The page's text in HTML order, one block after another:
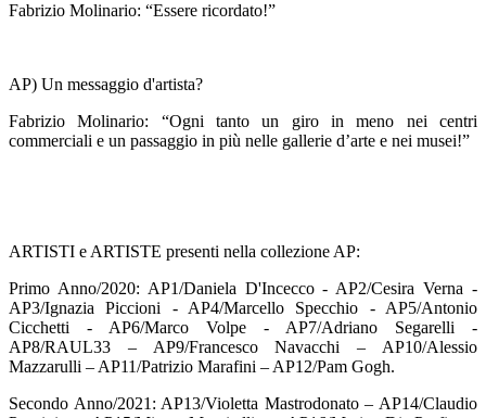
Fabrizio Molinario: “Essere ricordato!”
AP) Un messaggio d'artista?
Fabrizio Molinario: “Ogni tanto un giro in meno nei centri
commerciali e un passaggio in più nelle gallerie d’arte e nei musei!”
ARTISTI e ARTISTE presenti nella collezione AP:
Primo Anno/2020: AP1/Daniela D'Incecco - AP2/Cesira Verna -
AP3/Ignazia Piccioni - AP4/Marcello Specchio - AP5/Antonio
Cicchetti - AP6/Marco Volpe - AP7/Adriano Segarelli -
AP8/RAUL33 – AP9/Francesco Navacchi – AP10/Alessio
Mazzarulli – AP11/Patrizio Marafini – AP12/Pam Gogh.
Secondo Anno/2021: AP13/Violetta Mastrodonato – AP14/Claudio